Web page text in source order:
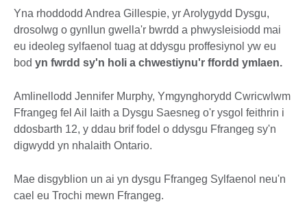
Yna rhoddodd Andrea Gillespie, yr Arolygydd Dysgu,
drosolwg o gynllun gwella'r bwrdd a phwysleisiodd mai
eu ideoleg sylfaenol tuag at ddysgu proffesiynol yw eu
bod yn fwrdd sy'n holi a chwestiynu'r ffordd ymlaen.
Amlinellodd Jennifer Murphy, Ymgynghorydd Cwricwlwm
Ffrangeg fel Ail Iaith a Dysgu Saesneg o'r ysgol feithrin i
ddosbarth 12, y ddau brif fodel o ddysgu Ffrangeg sy'n
digwydd yn nhalaith Ontario.
Mae disgyblion un ai yn dysgu Ffrangeg Sylfaenol neu'n
cael eu Trochi mewn Ffrangeg.